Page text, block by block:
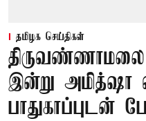
தமிழக செய்திகள்
திருவண்ணாமலை
இன்று அமித்ஷா
பாதுகாப்புடன்